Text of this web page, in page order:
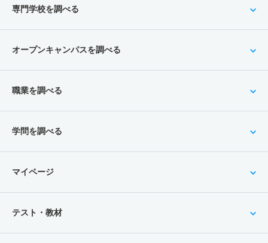
専門学校を調べる
オープンキャンパスを調べる
職業を調べる
学問を調べる
マイページ
テスト・教材